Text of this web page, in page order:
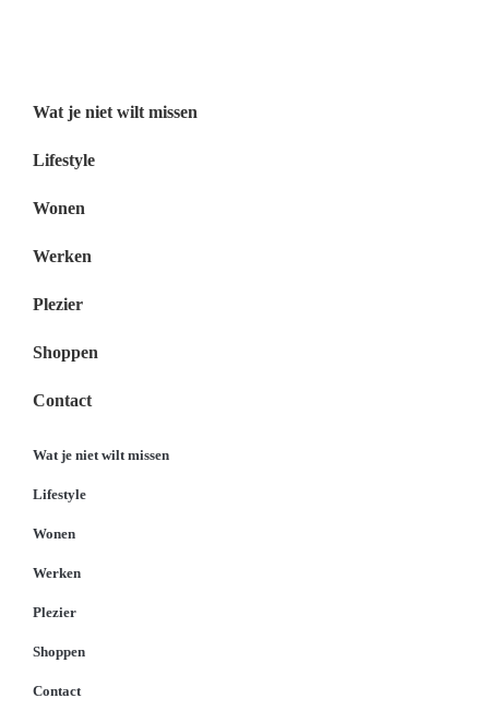
Wat je niet wilt missen
Lifestyle
Wonen
Werken
Plezier
Shoppen
Contact
Wat je niet wilt missen
Lifestyle
Wonen
Werken
Plezier
Shoppen
Contact